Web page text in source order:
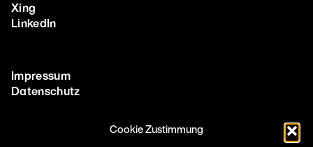
Cookie Zustimmung
Xing
LinkedIn
Impressum
Datenschutz